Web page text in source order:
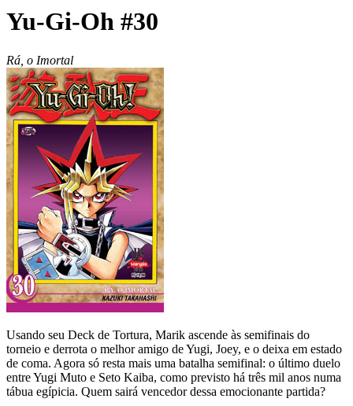
Yu-Gi-Oh #30
Rá, o Imortal
Usando seu Deck de Tortura, Marik ascende às semifinais do
torneio e derrota o melhor amigo de Yugi, Joey, e o deixa em estado
de coma. Agora só resta mais uma batalha semifinal: o último duelo
entre Yugi Muto e Seto Kaiba, como previsto há três mil anos numa
tábua egípicia. Quem sairá vencedor dessa emocionante partida?